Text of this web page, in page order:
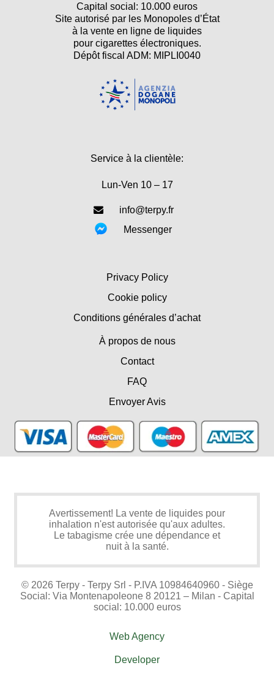
Capital social: 10.000 euros
Site autorisé par les Monopoles d’État
à la vente en ligne de liquides
pour cigarettes électroniques.
Dépôt fiscal ADM: MIPLI0040
Service à la clientèle:
Lun-Ven 10 – 17
info@terpy.fr
Messenger
Privacy Policy
Cookie policy
Conditions générales d’achat
À propos de nous
Contact
FAQ
Envoyer Avis
Avertissement! La vente de liquides pour
inhalation n'est autorisée qu'aux adultes.
Le tabagisme crée une dépendance et
nuit à la santé.
© 2026 Terpy - Terpy Srl - P.IVA 10984640960 - Siège
Social: Via Montenapoleone 8 20121 – Milan - Capital
social: 10.000 euros
Web Agency
Developer